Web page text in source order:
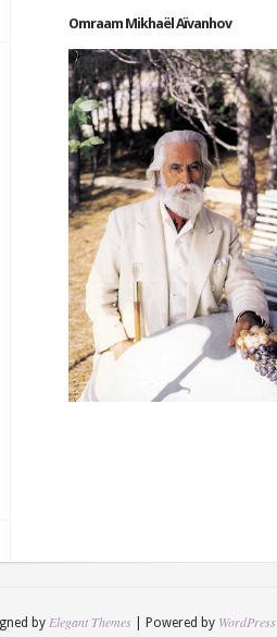
Omraam Mikhaël Aïvanhov
by Elegant Themes | Powered by WordPress